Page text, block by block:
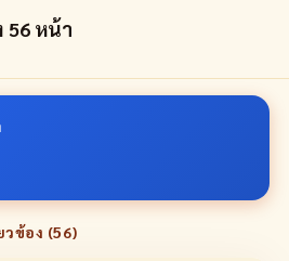
56 หน้า
วข้อง (56)